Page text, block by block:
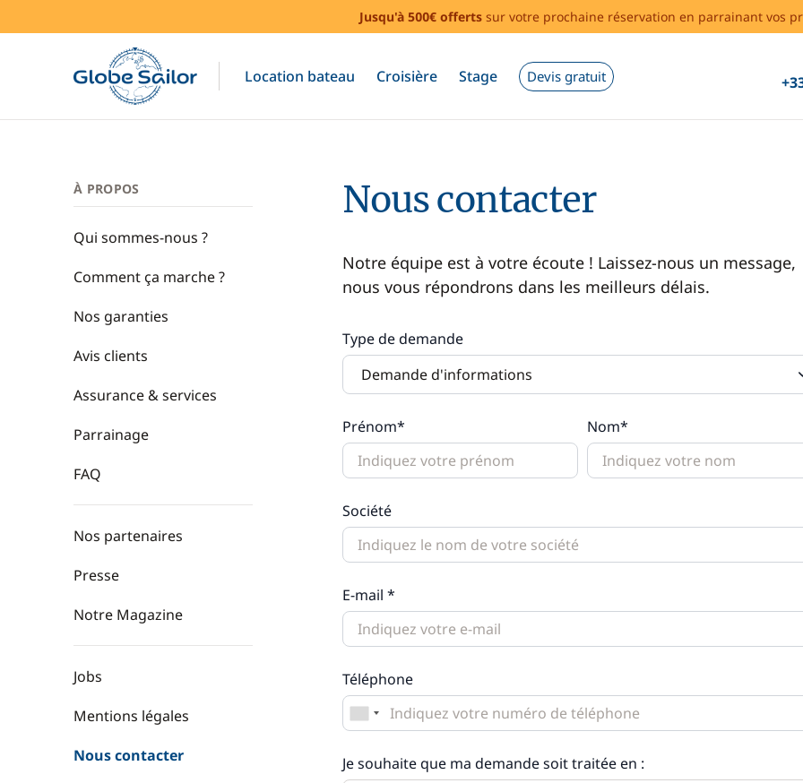
Jusqu'à 500€ offerts sur votre prochaine réservation en parrainant vos
Location bateau Croisière Stage Devis gratuit
À PROPOS
Qui sommes-nous ?
Comment ça marche ?
Nos garanties
Avis clients
Assurance & services
Parrainage
FAQ
Nos partenaires
Presse
Notre Magazine
Jobs
Mentions légales
Nous contacter
Nous contacter
Notre équipe est à votre écoute ! Laissez-nous un message,
nous vous répondrons dans les meilleurs délais.
Type de demande
Prénom* Nom*
Société
E-mail *
Téléphone
Je souhaite que ma demande soit traitée en :